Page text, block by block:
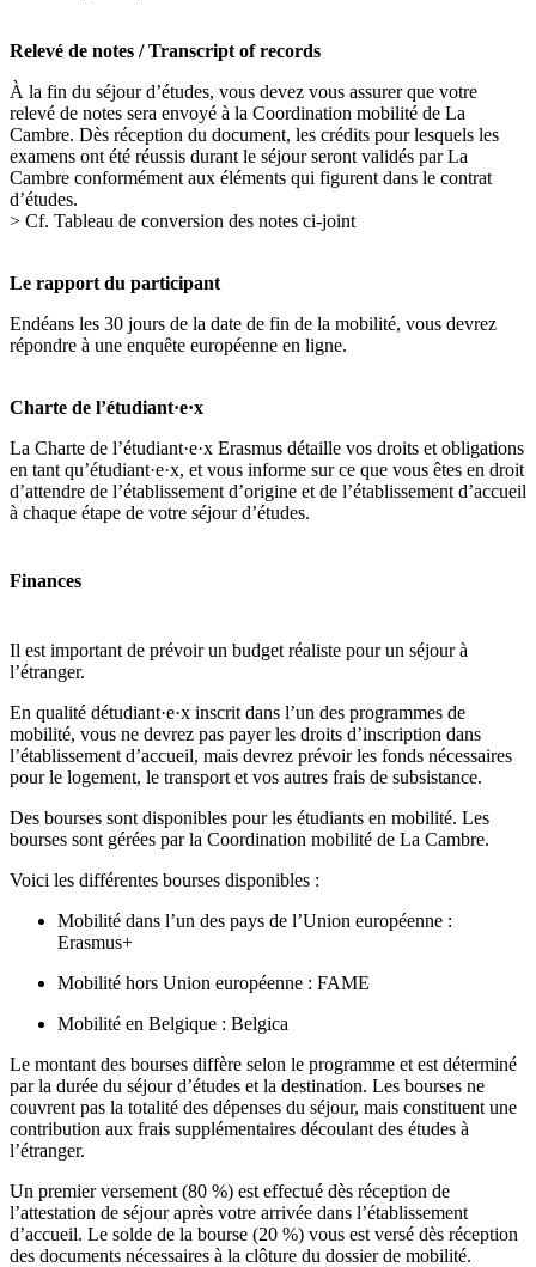
Relevé de notes / Transcript of records
À la fin du séjour d’études, vous devez vous assurer que votre
relevé de notes sera envoyé à la Coordination mobilité de La
Cambre. Dès réception du document, les crédits pour lesquels les
examens ont été réussis durant le séjour seront validés par La
Cambre conformément aux éléments qui figurent dans le contrat
d’études.
> Cf. Tableau de conversion des notes ci-joint
Le rapport du participant
Endéans les 30 jours de la date de fin de la mobilité, vous devrez
répondre à une enquête européenne en ligne.
Charte de l’étudiant·e·x
La Charte de l’étudiant·e·x Erasmus détaille vos droits et obligations
en tant qu’étudiant·e·x, et vous informe sur ce que vous êtes en droit
d’attendre de l’établissement d’origine et de l’établissement d’accueil
à chaque étape de votre séjour d’études.
Finances
Il est important de prévoir un budget réaliste pour un séjour à
l’étranger.
En qualité détudiant·e·x inscrit dans l’un des programmes de
mobilité, vous ne devrez pas payer les droits d’inscription dans
l’établissement d’accueil, mais devrez prévoir les fonds nécessaires
pour le logement, le transport et vos autres frais de subsistance.
Des bourses sont disponibles pour les étudiants en mobilité. Les
bourses sont gérées par la Coordination mobilité de La Cambre.
Voici les différentes bourses disponibles :
Mobilité dans l’un des pays de l’Union européenne :
Erasmus+
Mobilité hors Union européenne : FAME
Mobilité en Belgique : Belgica
Le montant des bourses diffère selon le programme et est déterminé
par la durée du séjour d’études et la destination. Les bourses ne
couvrent pas la totalité des dépenses du séjour, mais constituent une
contribution aux frais supplémentaires découlant des études à
l’étranger.
Un premier versement (80 %) est effectué dès réception de
l’attestation de séjour après votre arrivée dans l’établissement
d’accueil. Le solde de la bourse (20 %) vous est versé dès réception
des documents nécessaires à la clôture du dossier de mobilité.